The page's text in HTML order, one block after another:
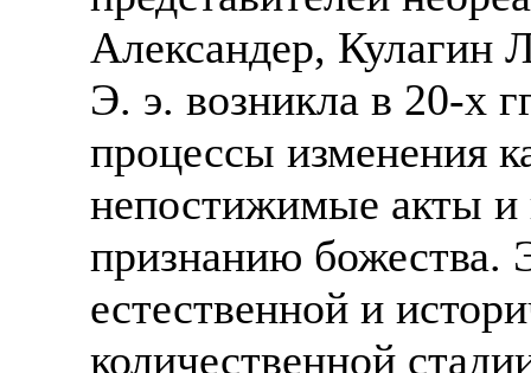
Александер,
Э. э. возникла в 20-х
процессы изменения
непостижимые акты и
признанию божества.
естественной и
количественной